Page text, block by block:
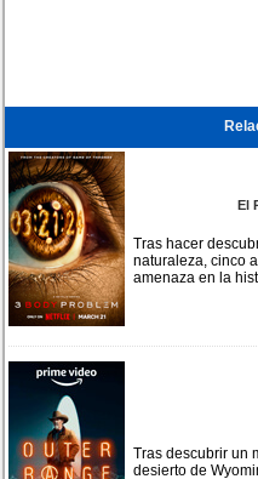
El
Tras hacer
naturaleza, cinco
amenaza en la
Tras descubrir un
desierto de